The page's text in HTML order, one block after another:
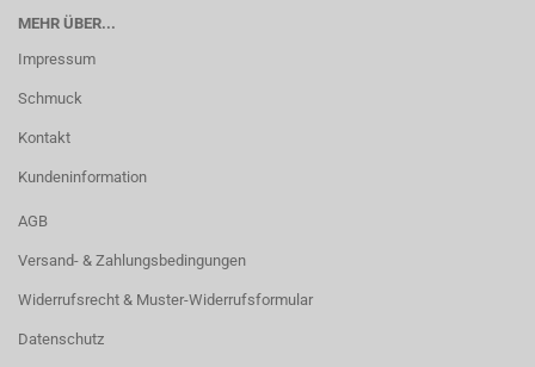
MEHR ÜBER...
Impressum
Schmuck
Kontakt
Kundeninformation
AGB
Versand- & Zahlungsbedingungen
Widerrufsrecht & Muster-Widerrufsformular
Datenschutz